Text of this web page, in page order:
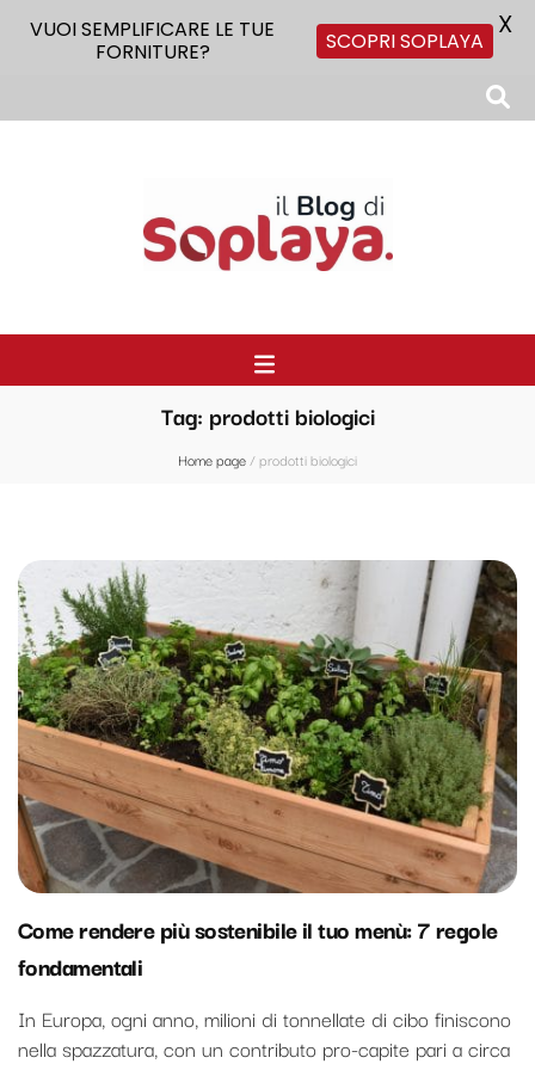
Tag: prodotti biologici
Home page/prodotti biologici
Come rendere più sostenibile il tuo menù: 7 regole
fondamentali
In Europa, ogni anno, milioni di tonnellate di cibo finiscono
nella spazzatura, con un contributo pro-capite pari a circa
VUOI SEMPLIFICARE LE TUE
FORNITURE?
SCOPRI SOPLAYA X